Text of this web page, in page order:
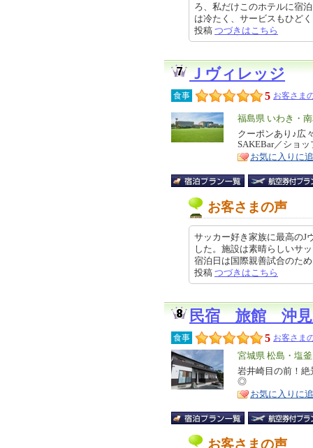
ろ、私だけこのホテルに宿
は冷たく、サービスもひど
投稿 つづきはこちら
Ｊヴィレッジ
食事 5 お客さま
エ
リ
ア
福島県 いわき・
特
徴
クーポンあり♪広
SAKEBar／ショ
お気に入りに
お客さまの声
サッカー好き家族に最高のJ
した。施設は素晴らしいサ
宿泊日は国際親善試合のた
投稿 つづきはこちら
民宿 旅館 沖見
食事 5 お客さま
エ
リ
ア
宮城県 松島・塩
特
徴
岩井崎目の前！
◎
お気に入りに
お客さまの声